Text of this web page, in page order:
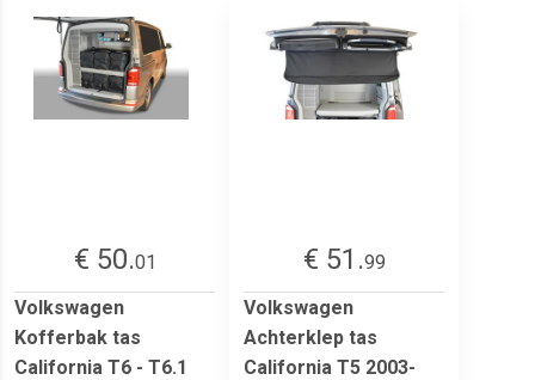
€ 50.01
Volkswagen
Kofferbak tas
California T6 - T6.1
€ 51.99
Volkswagen
Achterklep tas
California T5 2003-